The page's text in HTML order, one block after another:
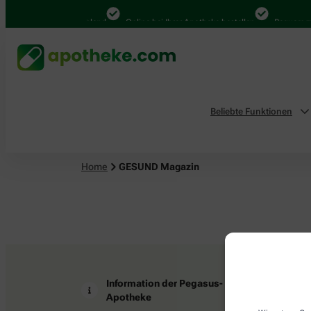
4.000 Mal in Deutschland Online bei Ihrer Apotheke bestellen Bequem
Beliebte Funktionen
Home GESUND Magazin
Information der Pegasus-
Apotheke